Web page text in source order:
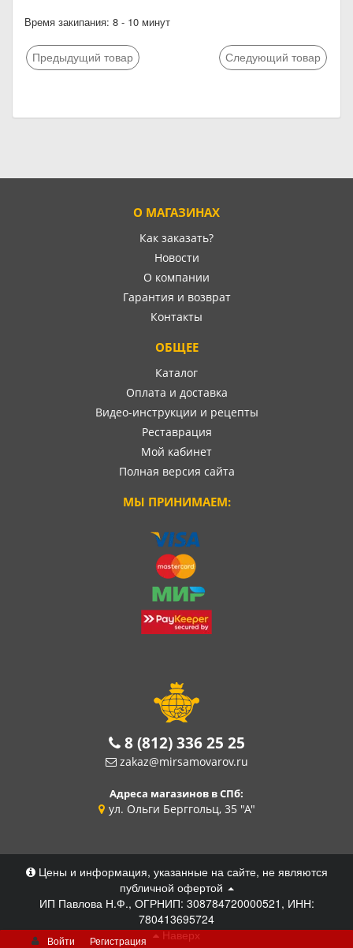
Время закипания: 8 - 10 минут
Предыдущий товар Следующий товар
О МАГАЗИНАХ
Как заказать?
Новости
О компании
Гарантия и возврат
Контакты
ОБЩЕЕ
Каталог
Оплата и доставка
Видео-инструкции и рецепты
Реставрация
Мой кабинет
Полная версия сайта
МЫ ПРИНИМАЕМ:
8 (812) 336 25 25
zakaz@mirsamovarov.ru
Адреса магазинов в СПб:
ул. Ольги Берггольц, 35 "А"
Цены и информация, указанные на сайте, не являются
публичной офертой
ИП Павлова Н.Ф., ОГРНИП: 308784720000521, ИНН:
780413695724
Наверх
Войти Регистрация